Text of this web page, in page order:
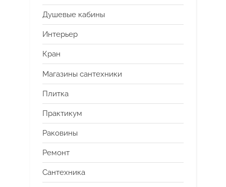
Душевые кабины
Интерьер
Кран
Магазины сантехники
Плитка
Практикум
Раковины
Ремонт
Сантехника